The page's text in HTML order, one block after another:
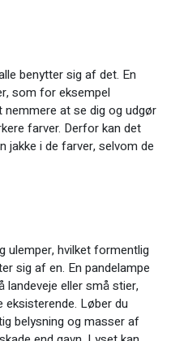
benytter sig af det. En
som for eksempel
at se dig og udgør
farver. Derfor kan det
jakke i de farver, selvom de
ulemper, hvilket formentlig
sig af en. En pandelampe
landeveje eller små stier,
eksisterende. Løber du
belysning og masser af